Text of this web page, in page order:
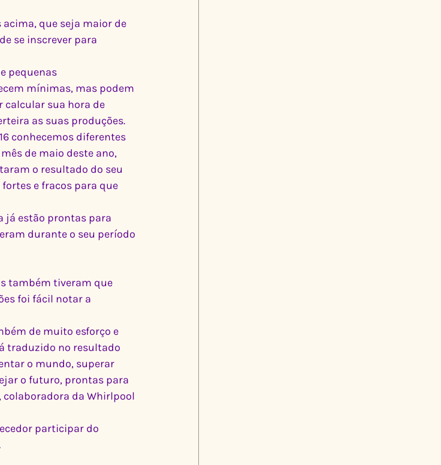
que seja maior de
se inscrever para
pequenas
mínimas, mas podem
calcular sua hora de
as suas produções.
conhecemos diferentes
de maio deste ano,
o resultado do seu
e fracos para que
já estão prontas para
durante o seu período
também tiveram que
foi fácil notar a
de muito esforço e
traduzido no resultado
o mundo, superar
o futuro, prontas para
colaboradora da Whirlpool
participar do